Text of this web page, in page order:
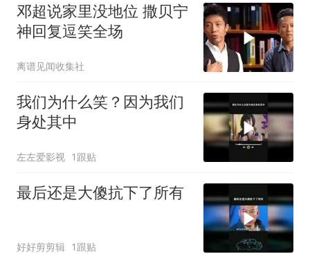
邓超说家里没地位 撒贝宁
神回复逗笑全场
离谱见闻收集社
我们为什么笑？因为我们
身处其中
左左爱影视 1跟贴
最后还是大傻抗下了所有
好好剪剪辑 1跟贴